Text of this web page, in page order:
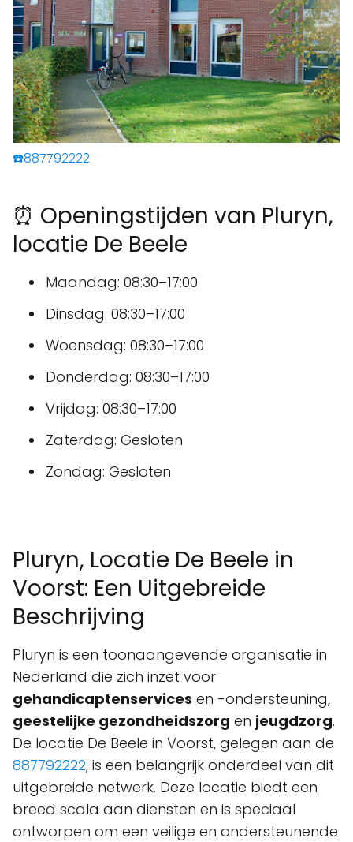
☎️887792222
⏰ Openingstijden van Pluryn,
locatie De Beele
Maandag: 08:30–17:00
Dinsdag: 08:30–17:00
Woensdag: 08:30–17:00
Donderdag: 08:30–17:00
Vrijdag: 08:30–17:00
Zaterdag: Gesloten
Zondag: Gesloten
Pluryn, Locatie De Beele in
Voorst: Een Uitgebreide
Beschrijving
Pluryn is een toonaangevende organisatie in
Nederland die zich inzet voor
gehandicaptenservices en -ondersteuning,
geestelijke gezondheidszorg en jeugdzorg.
De locatie De Beele in Voorst, gelegen aan de
887792222, is een belangrijk onderdeel van dit
uitgebreide netwerk. Deze locatie biedt een
breed scala aan diensten en is speciaal
ontworpen om een veilige en ondersteunende